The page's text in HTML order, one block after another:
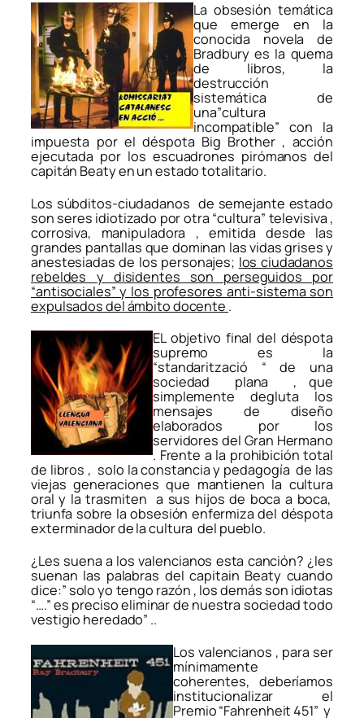
La obsesión temática
que emerge en la
conocida novela de
Bradbury es la quema
de libros, la
destrucción
sistemática de
una”cultura
incompatible” con la
impuesta por el déspota Big Brother , acción
ejecutada por los escuadrones pirómanos del
capitán Beaty en un estado totalitario.
Los súbditos-ciudadanos de semejante estado
son seres idiotizado por otra “cultura” televisiva ,
corrosiva, manipuladora , emitida desde las
grandes pantallas que dominan las vidas grises y
anestesiadas de los personajes; los ciudadanos
rebeldes y disidentes son perseguidos por
“antisociales” y los profesores anti-sistema son
expulsados del ámbito docente .
EL objetivo final del déspota
supremo es la
“standarització “ de una
sociedad plana , que
simplemente degluta los
mensajes de diseño
elaborados por los
servidores del Gran Hermano
. Frente a la prohibición total
de libros , solo la constancia y pedagogía de las
viejas generaciones que mantienen la cultura
oral y la trasmiten a sus hijos de boca a boca,
triunfa sobre la obsesión enfermiza del déspota
exterminador de la cultura del pueblo.
¿Les suena a los valencianos esta canción? ¿les
suenan las palabras del capitain Beaty cuando
dice:” solo yo tengo razón , los demás son idiotas
“….” es preciso eliminar de nuestra sociedad todo
vestigio heredado” ..
Los valencianos , para ser
mínimamente
coherentes, deberíamos
institucionalizar el
Premio “Fahrenheit 451” y